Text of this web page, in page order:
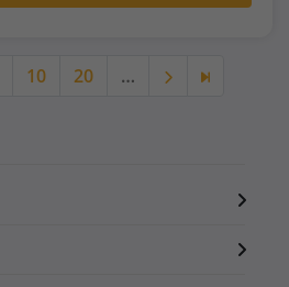
10 20 …